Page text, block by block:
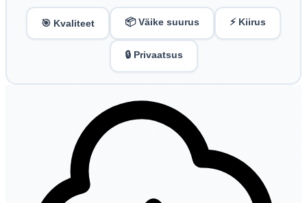
🎯 Kvaliteet 📦 Väike suurus ⚡ Kiirus
🔒 Privaatsus